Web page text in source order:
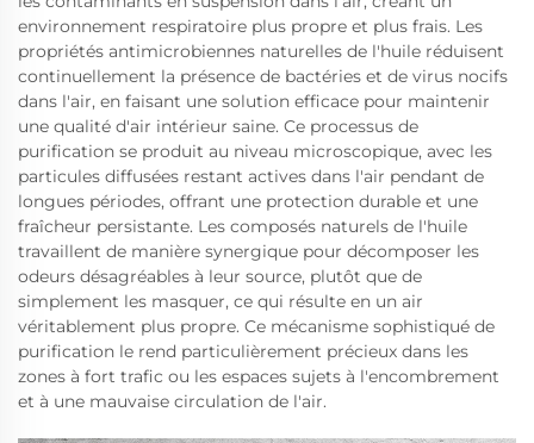
environnement respiratoire plus propre et plus frais. Les
propriétés antimicrobiennes naturelles de l'huile réduisent
continuellement la présence de bactéries et de virus nocifs
dans l'air, en faisant une solution efficace pour maintenir
une qualité d'air intérieur saine. Ce processus de
purification se produit au niveau microscopique, avec les
particules diffusées restant actives dans l'air pendant de
longues périodes, offrant une protection durable et une
fraîcheur persistante. Les composés naturels de l'huile
travaillent de manière synergique pour décomposer les
odeurs désagréables à leur source, plutôt que de
simplement les masquer, ce qui résulte en un air
véritablement plus propre. Ce mécanisme sophistiqué de
purification le rend particulièrement précieux dans les
zones à fort trafic ou les espaces sujets à l'encombrement
et à une mauvaise circulation de l'air.